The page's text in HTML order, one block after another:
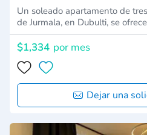
Un soleado apartamento de
de Jurmala, en Dubulti, se
$1,334 por mes
Dejar una